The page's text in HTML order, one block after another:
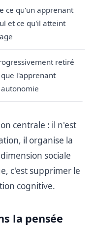
ce qu'un apprenant
et ce qu'il atteint
retiré
l'apprenant
centrale : il n'est
il organise la
sociale
c'est supprimer le
cognitive.
la pensée